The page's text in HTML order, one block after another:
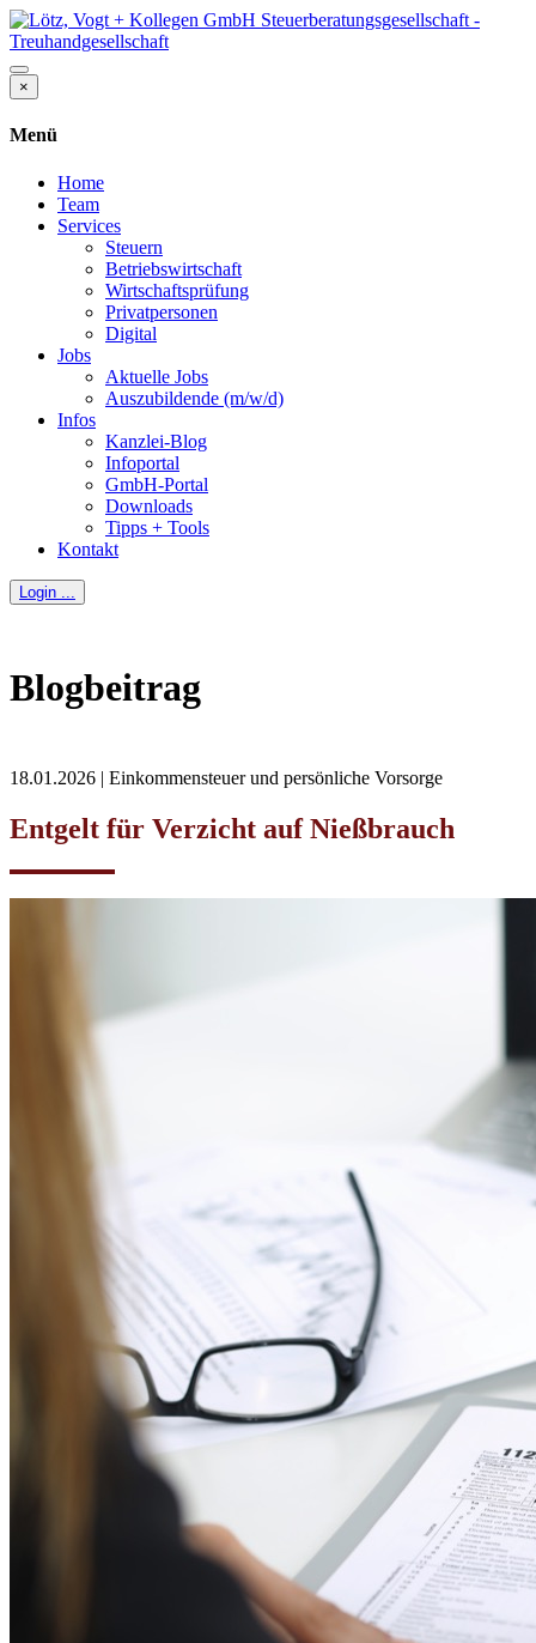
×
Menü
Home
Team
Services
Steuern
Betriebswirtschaft
Wirtschaftsprüfung
Privatpersonen
Digital
Jobs
Aktuelle Jobs
Auszubildende (m/w/d)
Infos
Kanzlei-Blog
Infoportal
GmbH-Portal
Downloads
Tipps + Tools
Kontakt
Login ...
Blogbeitrag
18.01.2026 | Einkommensteuer und persönliche Vorsorge
Entgelt für Verzicht auf Nießbrauch